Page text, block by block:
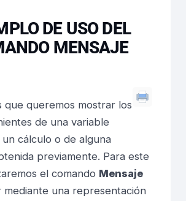
DE USO DEL
MENSAJE
que queremos mostrar los
de una variable
cálculo o de alguna
previamente. Para este
el comando Mensaje
mediante una representación